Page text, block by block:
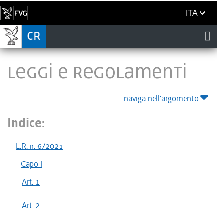
ITA
LEGGI E REGOLAMENTI
naviga nell'argomento
Indice:
L.R. n. 6/2021
Capo I
Art. 1
Art. 2